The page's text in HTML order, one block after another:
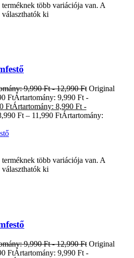
terméknek több variációja van. A
ki
9,990 Ft - 12,990 Ft Original
FtÁrtartomány: 9,990 Ft -
FtÁrtartomány: 8,990 Ft -
Ft – 11,990 FtÁrtartomány:
terméknek több variációja van. A
ki
9,990 Ft - 12,990 Ft Original
FtÁrtartomány: 9,990 Ft -